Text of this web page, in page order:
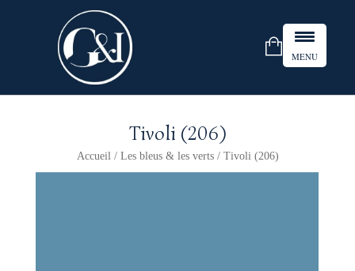
Tivoli (206)
Accueil/ Les bleus & les verts/ Tivoli (206)
MENU